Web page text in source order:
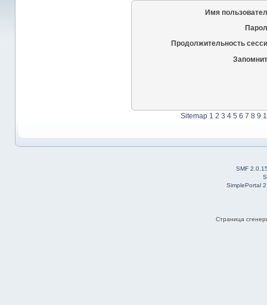
Имя
Продолжительность
Sitemap 1 2 3 4 5 6 7 8 9
SMF
SimplePortal
Страница